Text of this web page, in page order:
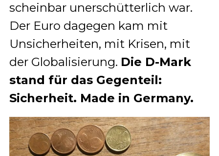
scheinbar unerschütterlich war.
Der Euro dagegen kam mit
Unsicherheiten, mit Krisen, mit
der Globalisierung. Die D-Mark
stand für das Gegenteil:
Sicherheit. Made in Germany.